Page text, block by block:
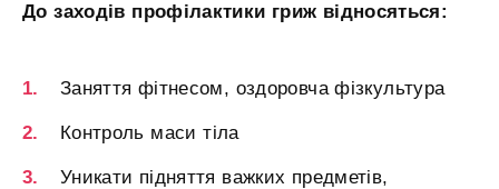
До заходів профілактики гриж відносяться:
Заняття фітнесом, оздоровча фізкультура
Контроль маси тіла
Уникати підняття важких предметів,